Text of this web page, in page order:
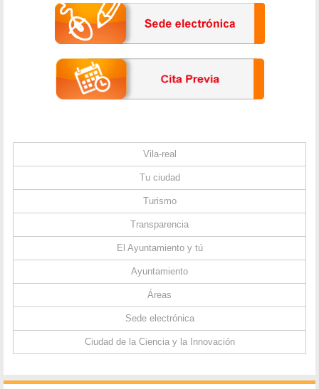
Vila-real
Tu ciudad
Turismo
Transparencia
El Ayuntamiento y tú
Ayuntamiento
Áreas
Sede electrónica
Ciudad de la Ciencia y la Innovación